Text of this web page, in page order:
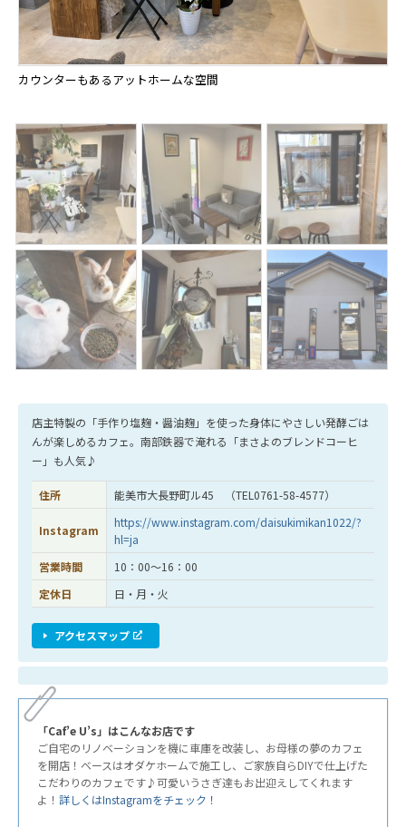
カウンターもあるアットホームな空間
店主特製の「手作り塩麹・醤油麹」を使った身体にやさしい発酵ごは
んが楽しめるカフェ。南部鉄器で淹れる「まさよのブレンドコーヒ
ー」も人気♪
住所 能美市大長野町ル45 （TEL0761-58-4577）
Instagram
https://www.instagram.com/daisukimikan1022/?
hl=ja
営業時間
10：00～16：00
定休日
日・月・火
アクセスマップ
「Caf’e U’s」はこんなお店です
ご自宅のリノベーションを機に車庫を改装し、お母様の夢のカフェ
を開店！ベースはオダケホームで施工し、ご家族自らDIYで仕上げた
こだわりのカフェです♪可愛いうさぎ達もお出迎えしてくれます
よ！ 詳しくはInstagramをチェック！